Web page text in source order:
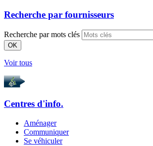
Recherche par fournisseurs
Recherche par mots clés
OK
Voir tous
Centres d'info.
Aménager
Communiquer
Se véhiculer